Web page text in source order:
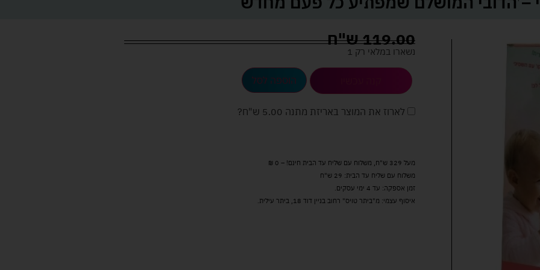
119.00ש"ח
נשארו במלאי רק 1
הוספה לסל
לארוז את המוצר באריזת מתנה 5.00 ש"ח ?
מעל 329 ש"ח, משלוח עם שליח עד הבית חינם! – 0 ₪
משלוח עם שליח עד הבית: 29 ש"ח
זמן אספקה: עד 4 ימי עסקים.
איסוף עצמי: מ"ביתר טויס" רחוב בניין דוד 18, ביתר עילית.